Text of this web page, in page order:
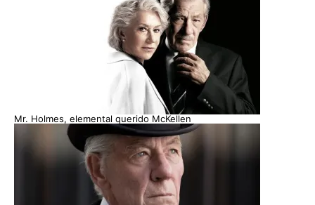
Mr. Holmes, elemental querido McKellen